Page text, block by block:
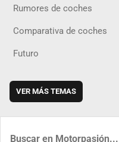
Rumores de coches
Comparativa de coches
Futuro
VER MÁS TEMAS